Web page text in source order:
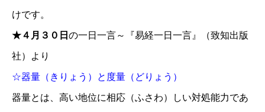
けです。
★４月３０日 の一日一言～『易経一日一言』（致知出版
社）より
☆器量（きりょう）と度量（どりょう）
器量とは、高い地位に相応（ふさわ）しい対処能力であ